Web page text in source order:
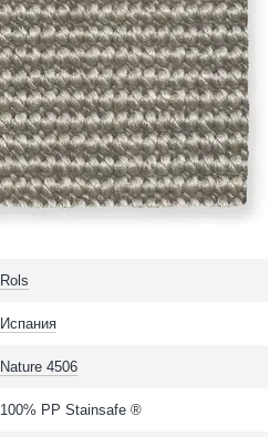
Rols
Испания
Nature 4506
100% PP Stainsafe ®